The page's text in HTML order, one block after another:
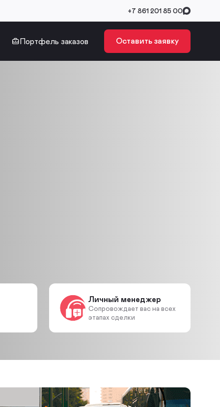
+7 861 201 85 00
Портфель заказов Оставить заявку
Личный менеджер
Сопровождает вас на всех
этапах сделки